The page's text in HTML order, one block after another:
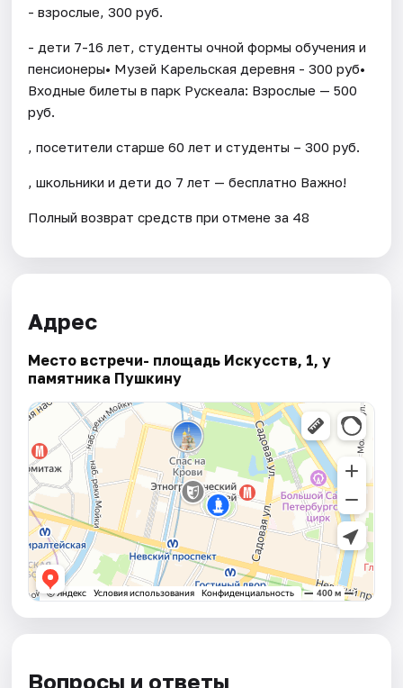
- взрослые, 300 руб.
- дети 7-16 лет, студенты очной формы обучения и
пенсионеры• Музей Карельская деревня - 300 руб•
Входные билеты в парк Рускеала: Взрослые — 500
руб.
, посетители старше 60 лет и студенты – 300 руб.
, школьники и дети до 7 лет — бесплатно Важно!
Полный возврат средств при отмене за 48
Адрес
Место встречи- площадь Искусств, 1, у
памятника Пушкину
Вопросы и ответы